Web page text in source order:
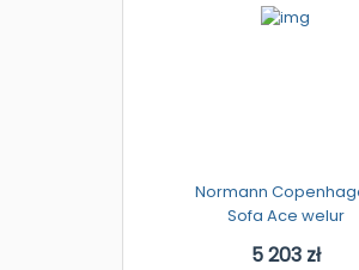
Normann
Sofa Ace welur
5 203 zł